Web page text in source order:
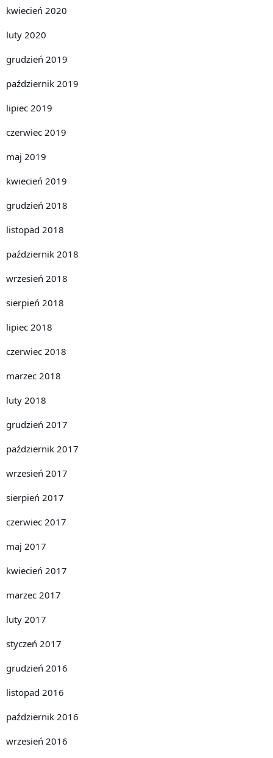
kwiecień 2020
luty 2020
grudzień 2019
październik 2019
lipiec 2019
czerwiec 2019
maj 2019
kwiecień 2019
grudzień 2018
listopad 2018
październik 2018
wrzesień 2018
sierpień 2018
lipiec 2018
czerwiec 2018
marzec 2018
luty 2018
grudzień 2017
październik 2017
wrzesień 2017
sierpień 2017
czerwiec 2017
maj 2017
kwiecień 2017
marzec 2017
luty 2017
styczeń 2017
grudzień 2016
listopad 2016
październik 2016
wrzesień 2016